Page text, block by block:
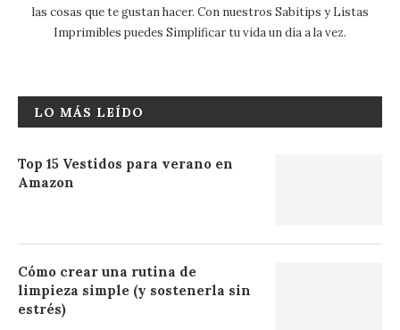
las cosas que te gustan hacer. Con nuestros Sabitips y Listas
Imprimibles puedes Simplificar tu vida un día a la vez.
LO MÁS LEÍDO
Top 15 Vestidos para verano en
Amazon
Cómo crear una rutina de
limpieza simple (y sostenerla sin
estrés)